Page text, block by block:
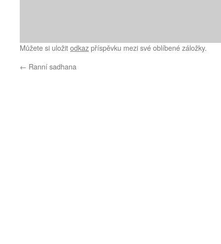
Můžete si uložitodkazpříspěvku mezi své oblíbené záložky.
← Ranní sadhana